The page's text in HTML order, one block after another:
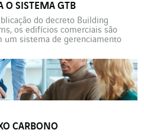
O SISTEMA GTB
do decreto Building
os edifícios comerciais são
um sistema de gerenciamento
Project Manager na VINCI
o dispositivo. Com a […]
CARBONO